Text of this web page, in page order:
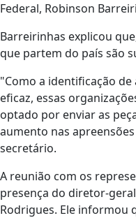
Federal, Robinson
Barreirinhas explicou
que partem do país são
"Como a identificação
eficaz, essas
optado por enviar as
aumento nas
secretário.
A reunião com os
presença do diretor-
Rodrigues. Ele informou